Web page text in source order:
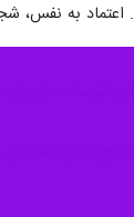
اعتماد به
توسط
میان مسئولان